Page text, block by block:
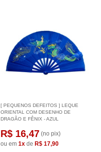
[ PEQUENOS DEFEITOS ] LEQUE
ORIENTAL COM DESENHO DE
DRAGÃO E FÊNIX - AZUL
R$ 16,47 (no pix)
ou em 1x de R$ 17,90